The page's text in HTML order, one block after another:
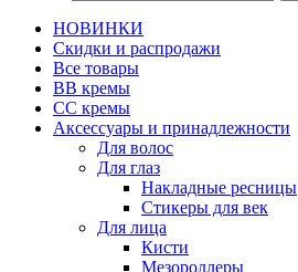
НОВИНКИ
Скидки и распродажи
Все товары
BB кремы
CC кремы
Аксессуары и принадлежности
Для волос
Для глаз
Накладные ресницы
Стикеры для век
Для лица
Кисти
Мезороллеры